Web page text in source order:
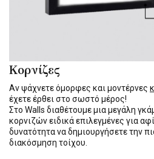
Κορνίζες
Αν ψάχνετε όμορφες και μοντέρνες
έχετε έρθει στο σωστό μέρος!
Στο Walls διαθέτουμε μια μεγάλη
κορνιζών ειδικά επιλεγμένες για
δυνατότητα να δημιουργήσετε την
διακόσμηση τοίχου.